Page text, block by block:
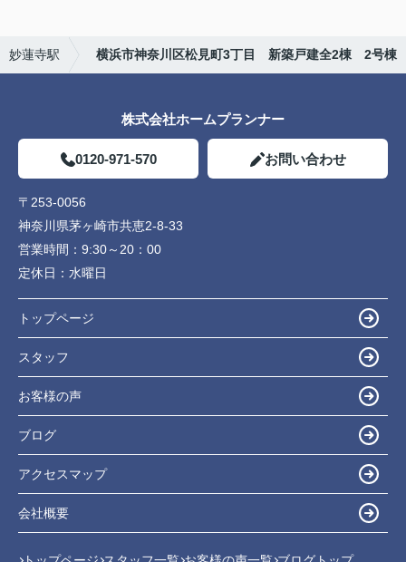
妙蓮寺駅 横浜市神奈川区松見町3丁目 新築戸建全2棟 2号棟
株式会社ホームプランナー
0120-971-570 お問い合わせ
〒253-0056
神奈川県茅ヶ崎市共恵2-8-33
営業時間： 9:30～20：00
定休日： 水曜日
トップページ
スタッフ
お客様の声
ブログ
アクセスマップ
会社概要